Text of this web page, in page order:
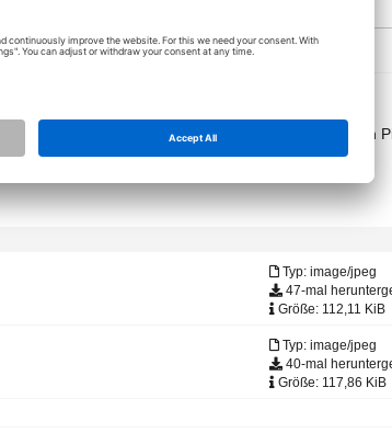
Einstellung bei PDF (siehe Bilder), bei anderen
Typ: image/jpeg
47-mal
Größe: 112,11 KiB
Typ: image/jpeg
40-mal
Größe: 117,86 KiB